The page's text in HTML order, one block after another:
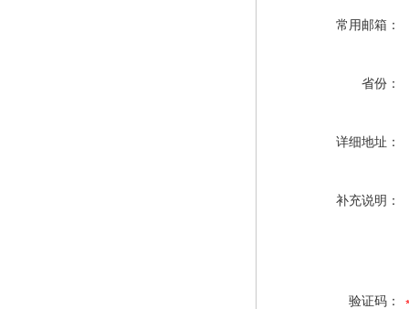
常用邮箱：
省份：
详细地址：
补充说明：
验证码：